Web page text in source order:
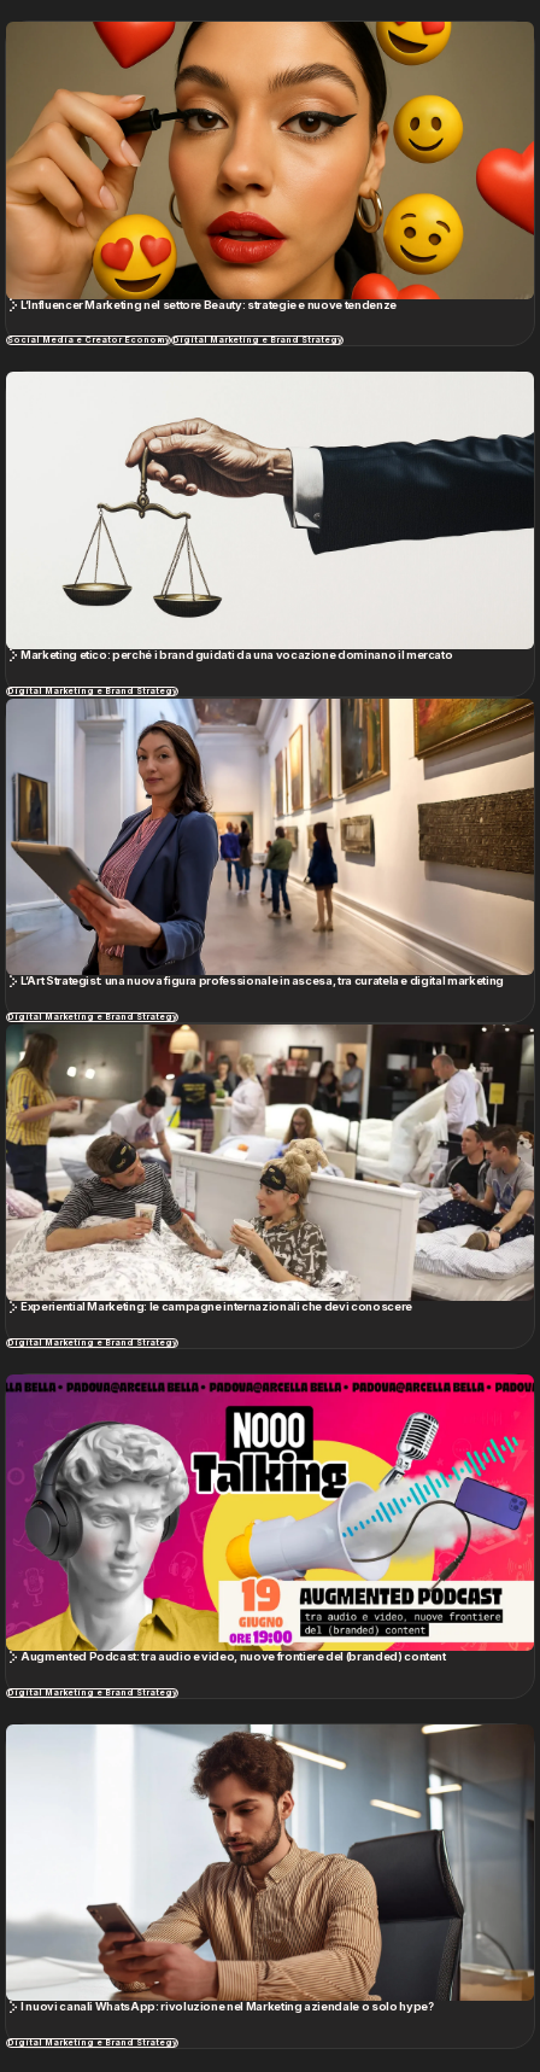
L’Influencer Marketing nel settore Beauty: strategie e nuove tendenze
Social Media e Creator Economy Digital Marketing e Brand Strategy
Marketing etico: perché i brand guidati da una vocazione dominano il mercato
Digital Marketing e Brand Strategy
L’Art Strategist: una nuova figura professionale in ascesa, tra curatela e digital marketing
Digital Marketing e Brand Strategy
Experiential Marketing: le campagne internazionali che devi conoscere
Digital Marketing e Brand Strategy
Augmented Podcast: tra audio e video, nuove frontiere del (branded) content
Digital Marketing e Brand Strategy
I nuovi canali WhatsApp: rivoluzione nel Marketing aziendale o solo hype?
Digital Marketing e Brand Strategy